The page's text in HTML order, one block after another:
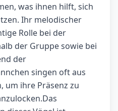
was ihnen hilft, sich
Ihr melodischer
Rolle bei der
der Gruppe sowie bei
der
singen oft aus
um ihre Präsenz zu